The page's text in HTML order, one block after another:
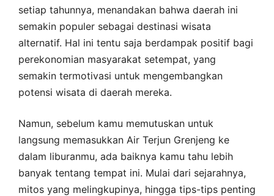
setiap tahunnya, menandakan bahwa daerah ini
semakin populer sebagai destinasi wisata
alternatif. Hal ini tentu saja berdampak positif bagi
perekonomian masyarakat setempat, yang
semakin termotivasi untuk mengembangkan
potensi wisata di daerah mereka.
Namun, sebelum kamu memutuskan untuk
langsung memasukkan Air Terjun Grenjeng ke
dalam liburanmu, ada baiknya kamu tahu lebih
banyak tentang tempat ini. Mulai dari sejarahnya,
mitos yang melingkupinya, hingga tips-tips penting